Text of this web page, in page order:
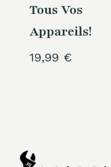
Tous Vos
Appareils!
19,99 €